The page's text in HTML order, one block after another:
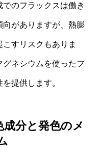
のフラックスは働き
向がありますが、熱膨
すリスクもありま
ネシウムを使ったフ
提供します。
分と発色のメ